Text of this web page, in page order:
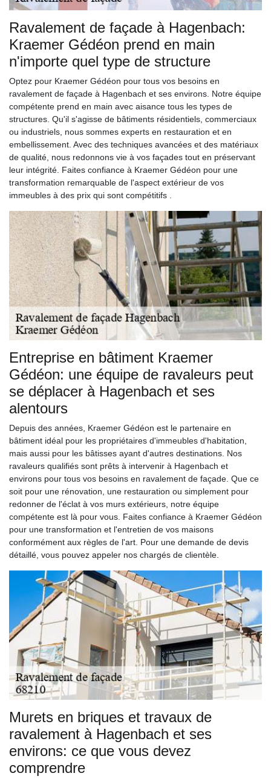
Ravalement de façade à Hagenbach:
Kraemer Gédéon prend en main
n'importe quel type de structure
Optez pour Kraemer Gédéon pour tous vos besoins en
ravalement de façade à Hagenbach et ses environs. Notre équipe
compétente prend en main avec aisance tous les types de
structures. Qu'il s'agisse de bâtiments résidentiels, commerciaux
ou industriels, nous sommes experts en restauration et en
embellissement. Avec des techniques avancées et des matériaux
de qualité, nous redonnons vie à vos façades tout en préservant
leur intégrité. Faites confiance à Kraemer Gédéon pour une
transformation remarquable de l'aspect extérieur de vos
immeubles à des prix qui sont compétitifs .
Entreprise en bâtiment Kraemer
Gédéon: une équipe de ravaleurs peut
se déplacer à Hagenbach et ses
alentours
Depuis des années, Kraemer Gédéon est le partenaire en
bâtiment idéal pour les propriétaires d'immeubles d'habitation,
mais aussi pour les bâtisses ayant d'autres destinations. Nos
ravaleurs qualifiés sont prêts à intervenir à Hagenbach et
environs pour tous vos besoins en ravalement de façade. Que ce
soit pour une rénovation, une restauration ou simplement pour
redonner de l'éclat à vos murs extérieurs, notre équipe
compétente est là pour vous. Faites confiance à Kraemer Gédéon
pour une transformation et l'entretien de vos maisons
conformément aux règles de l'art. Pour une demande de devis
détaillé, vous pouvez appeler nos chargés de clientèle.
Murets en briques et travaux de
ravalement à Hagenbach et ses
environs: ce que vous devez
comprendre